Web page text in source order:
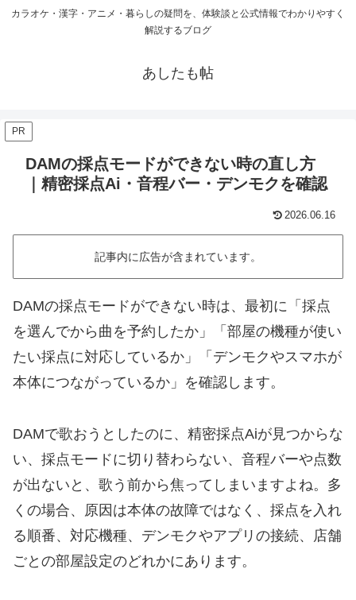
カラオケ・漢字・アニメ・暮らしの疑問を、体験談と公式情報でわかりやすく
解説するブログ
あしたも帖
PR
DAMの採点モードができない時の直し方
｜精密採点Ai・音程バー・デンモクを確認
2026.06.16
記事内に広告が含まれています。
DAMの採点モードができない時は、最初に「採点
を選んでから曲を予約したか」「部屋の機種が使い
たい採点に対応しているか」「デンモクやスマホが
本体につながっているか」を確認します。
DAMで歌おうとしたのに、精密採点Aiが見つからな
い、採点モードに切り替わらない、音程バーや点数
が出ないと、歌う前から焦ってしまいますよね。多
くの場合、原因は本体の故障ではなく、採点を入れ
る順番、対応機種、デンモクやアプリの接続、店舗
ごとの部屋設定のどれかにあります。